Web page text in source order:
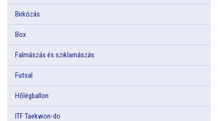
Birkózás
Box
Falmászás és sziklamászás
Futsal
Hőlégballon
ITF Taekwon-do